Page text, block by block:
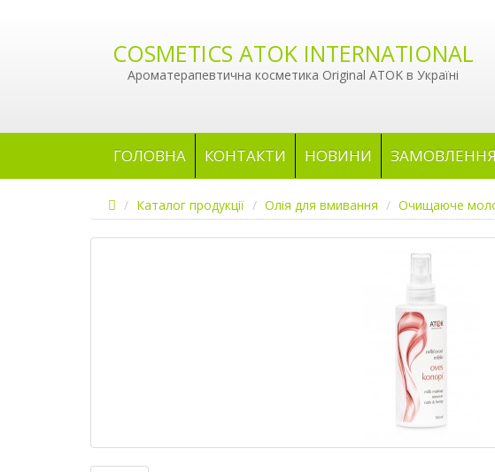
COSMETICS ATOK INTERNATIONAL
Ароматерапевтична косметика Original ATOK в Україні
ГОЛОВНА КОНТАКТИ НОВИНИ ЗАМОВЛЕННЯ
Каталог продукції Олія для вмивання Очищаюче